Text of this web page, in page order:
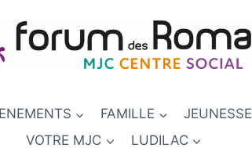
FAMILLE JEUNESSE
VOTRE MJC
LUDILAC